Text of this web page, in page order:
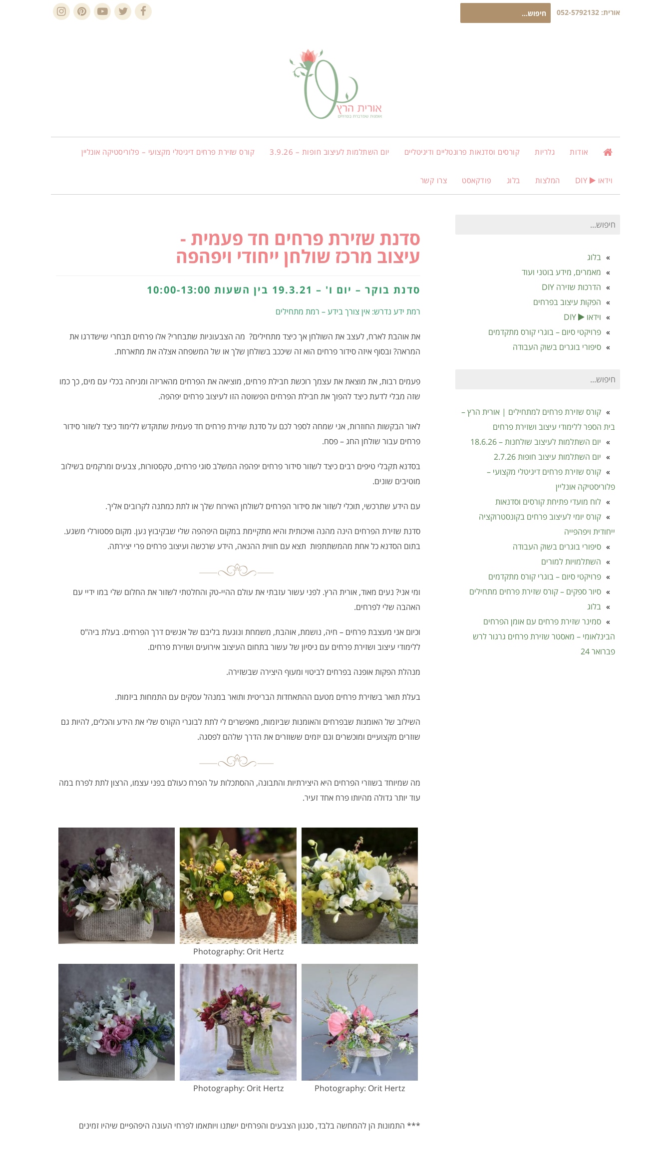
אורית: 052-5792132
עבור:
Facebook
Twitter
YouTube
Pinterest
Instagram
אודות גלריות קורסים וסדנאות פרונטליים ודיגיטליים יום השתלמות לעיצוב חופות – 3.9.26 קורס שזירת פרחים דיגיטלי מקצועי – פלוריסטיקה אונליין
וידאו המלצות בלוג פודקאסט צרו קשר
סדנת שזירת פרחים חד פעמית -
עיצוב מרכז שולחן ייחודי ויפהפה
סדנת בוקר – יום ו' – 19.3.21 בין השעות 10:00-13:00
רמת ידע נדרש: אין צורך בידע – רמת מתחילים
את אוהבת לארח, לעצב את השולחן אך כיצד מתחילים? מה הצבעוניות שתבחרי? אלו פרחים תבחרי שישדרגו את
המראה? ובסוף איזה סידור פרחים הוא זה שיככב בשולחן שלך או של המשפחה אצלה את מתארחת.
פעמים רבות, את מוצאת את עצמך רוכשת חבילת פרחים, מוציאה את הפרחים מהאריזה ומניחה בכלי עם מים, כך כמו
שזה מבלי לדעת כיצד להפוך את חבילת הפרחים הפשוטה הזו לעיצוב פרחים יפהפה.
לאור הבקשות החוזרות, אני שמחה לספר לכם על סדנת שזירת פרחים חד פעמית שתוקדש ללימוד כיצד לשזור סידור
פרחים עבור שולחן החג – פסח.
בסדנא תקבלי טיפים רבים כיצד לשזור סידור פרחים יפהפה המשלב סוגי פרחים, טקסטורות, צבעים ומרקמים בשילוב
מוטיבים שונים.
עם הידע שתרכשי, תוכלי לשזור את סידור הפרחים לשולחן האירוח שלך או לתת כמתנה לקרובים אליך.
סדנת שזירת הפרחים הינה מהנה ואיכותית והיא מתקיימת במקום היפהפה שלי שבקיבוץ נען. מקום פסטורלי משגע.
בתום הסדנא כל אחת מהמשתתפות תצא עם חווית ההנאה, הידע שרכשה ועיצוב פרחים פרי יצירתה.
ומי אני? נעים מאוד, אורית הרץ. לפני עשור עזבתי את עולם ההיי-טק והחלטתי לשזור את החלום שלי במו ידיי עם
האהבה שלי לפרחים.
וכיום אני מעצבת פרחים – חיה, נושמת, אוהבת, משמחת ונוגעת בליבם של אנשים דרך הפרחים. בעלת ביה"ס
ללימודי עיצוב ושזירת פרחים עם ניסיון של עשור בתחום העיצוב אירועים ושזירת פרחים.
מנהלת הפקות אופנה בפרחים לביטוי ומעוף היצירה שבשזירה.
בעלת תואר בשזירת פרחים מטעם ההתאחדות הבריטית ותואר במנהל עסקים עם התמחות ביזמות.
השילוב של האומנות שבפרחים והאומנות שביזמות, מאפשרים לי לתת לבוגרי הקורס שלי את הידע והכלים, להיות גם
שוזרים מקצועיים ומוכשרים וגם יזמים ששוזרים את הדרך שלהם לפסגה.
מה שמיוחד בשוזרי הפרחים היא היצירתיות והתבונה, ההסתכלות על הפרח כעולם בפני עצמו, הרצון לתת לפרח במה
עוד יותר גדולה מהיותו פרח אחד זעיר.
Photography: Orit Hertz
Photography: Orit Hertz
Photography: Orit Hertz
*** התמונות הן להמחשה בלבד, סגנון הצבעים והפרחים ישתנו ויותאמו לפרחי העונה היפהפיים שיהיו זמינים
חיפוש
בלוג
מאמרים, מידע בוטני ועוד
הדרכות שזירה DIY
הפקות עיצוב בפרחים
וידאו
פרויקטי סיום – בוגרי קורס מתקדמים
סיפורי בוגרים בשוק העבודה
חיפוש
קורס שזירת פרחים למתחילים | אורית הרץ –
בית הספר ללימודי עיצוב ושזירת פרחים
יום השתלמות לעיצוב שולחנות – 18.6.26
יום השתלמות עיצוב חופות 2.7.26
קורס שזירת פרחים דיגיטלי מקצועי –
פלוריסטיקה אונליין
לוח מועדי פתיחת קורסים וסדנאות
קורס יומי לעיצוב פרחים בקונסטרוקציה
ייחודית ויפהפייה ​
סיפורי בוגרים בשוק העבודה
השתלמויות למורים
פרויקטי סיום – בוגרי קורס מתקדמים
סיור ספקים – קורס שזירת פרחים מתחילים
בלוג
סמינר שזירת פרחים עם אומן הפרחים
הבינלאומי – מאסטר שזירת פרחים גרגור לרש
פברואר 24